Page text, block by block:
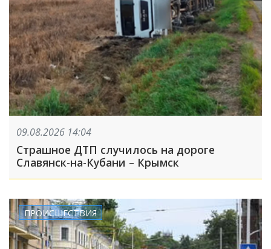
09.08.2026 14:04
Страшное ДТП случилось на дороге
Славянск-на-Кубани – Крымск
ПРОИСШЕСТВИЯ